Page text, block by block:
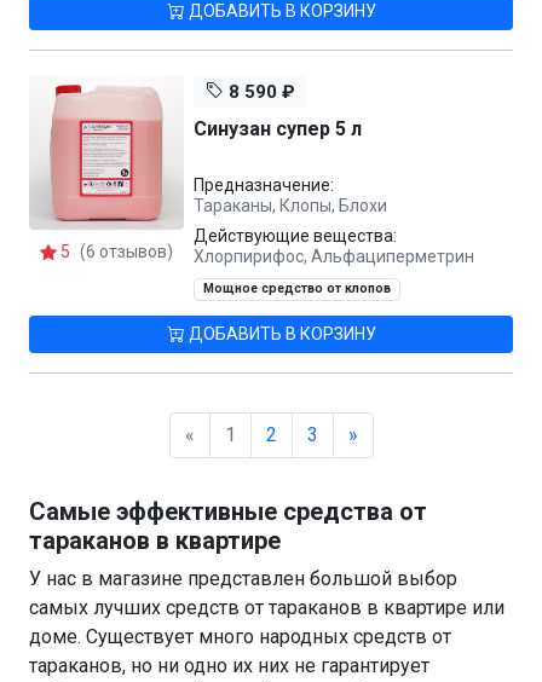
ДОБАВИТЬ В КОРЗИНУ
5 (6 отзывов)
8 590 ₽
Синузан супер 5 л
Предназначение:
Тараканы, Клопы, Блохи
Действующие вещества:
Хлорпирифос, Альфациперметрин
Мощное средство от клопов
ДОБАВИТЬ В КОРЗИНУ
« 1 2 3 »
Самые эффективные средства от
тараканов в квартире
У нас в магазине представлен большой выбор
самых лучших средств от тараканов в квартире или
доме. Существует много народных средств от
тараканов, но ни одно их них не гарантирует